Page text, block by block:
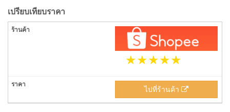
เปรียบเทียบราคา
ไปที่ร้านค้า